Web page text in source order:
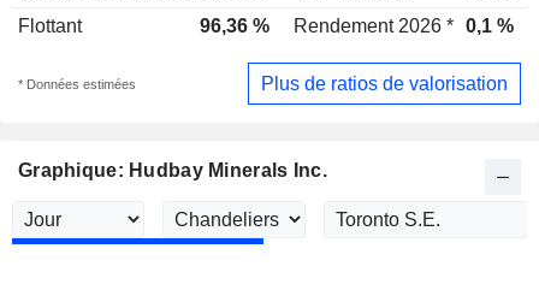
Flottant
96,36 % Rendement 2026 * 0,1 %
* Données estimées Plus de ratios de valorisation
Graphique: Hudbay Minerals Inc.